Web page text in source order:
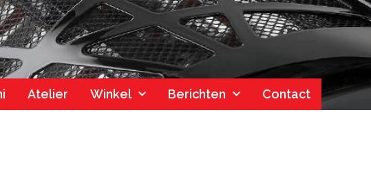
Atelier Winkel Berichten Contact